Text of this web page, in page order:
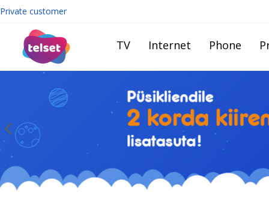
Private customer
TV Internet Phone